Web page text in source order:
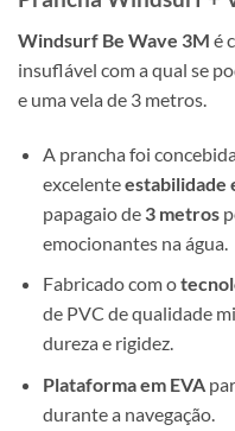
Windsurf Be Wave 3M é
insuflável com a qual se
e uma vela de 3 metros.
A prancha foi
excelenteestabilidade
papagaio de 3 metros
emocionantes na água.
Fabricado com o
de PVC de qualidade
dureza e rigidez.
Plataforma em EVA
durante a navegação.